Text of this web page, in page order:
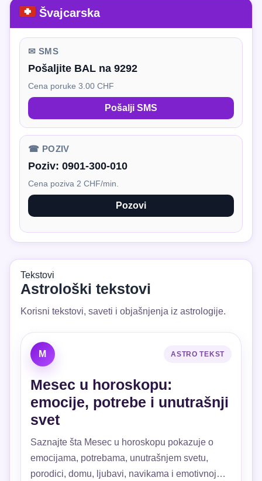
Švajcarska
✉ SMS
Pošaljite BAL na 9292
Cena poruke 3.00 CHF
Pošalji SMS
☎ POZIV
Poziv: 0901-300-010
Cena poziva 2 CHF/min.
Pozovi
Tekstovi
Astrološki tekstovi
Korisni tekstovi, saveti i objašnjenja iz astrologije.
M ASTRO TEKST
Mesec u horoskopu:
emocije, potrebe i unutrašnji
svet
Saznajte šta Mesec u horoskopu pokazuje o
emocijama, potrebama, unutrašnjem svetu,
porodici, domu, ljubavi, navikama i emotivnoj